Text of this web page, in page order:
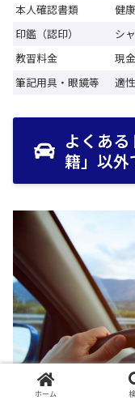
本人確認書類
健
印鑑（認印）
シ
教習料金
現
筆記用具・眼鏡等
適
よくあ
籍」以外
ホーム